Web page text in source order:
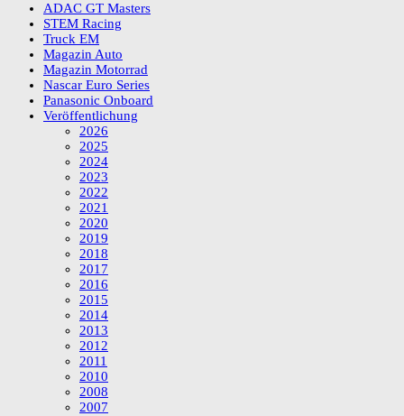
ADAC GT Masters
STEM Racing
Truck EM
Magazin Auto
Magazin Motorrad
Nascar Euro Series
Panasonic Onboard
Veröffentlichung
2026
2025
2024
2023
2022
2021
2020
2019
2018
2017
2016
2015
2014
2013
2012
2011
2010
2008
2007